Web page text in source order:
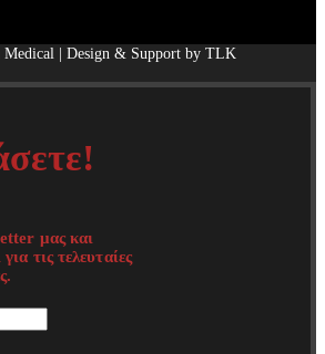
| Design & Support by TLK
μας και
τις τελευταίες